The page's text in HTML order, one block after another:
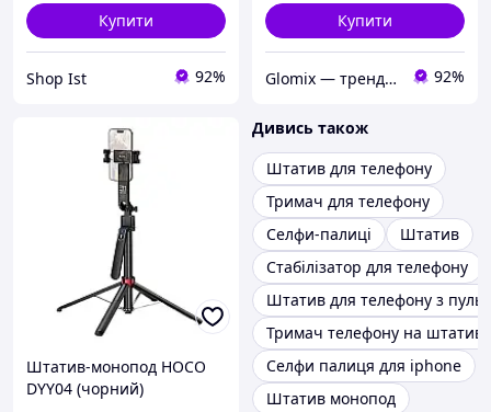
Купити
Shop Ist 92%
Купити
Glomix — трендові товари, що спрощують життя. 92%
Штатив-монопод HOCO
DYY04 (чорний)
Дивись також
Штатив для телефону
Тримач для телефону
Селфи-палиці
Штатив
Стабілізатор для телефону
Штатив для телефону з
Тримач телефону на штатив
Селфи палиця для iphone
Штатив монопод